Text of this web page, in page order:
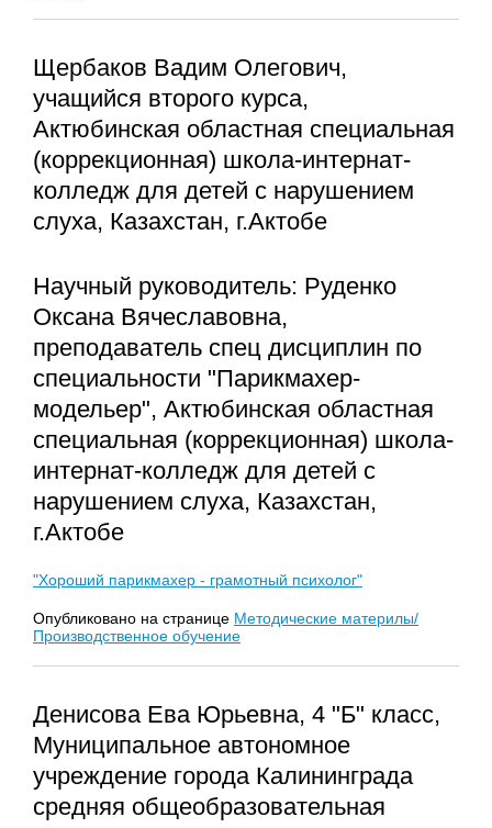
Щербаков Вадим Олегович,
учащийся второго курса,
Актюбинская областная специальная
(коррекционная) школа-интернат-
колледж для детей с нарушением
слуха, Казахстан, г.Актобе
Научный руководитель: Руденко
Оксана Вячеславовна,
преподаватель спец дисциплин по
специальности "Парикмахер-
модельер", Актюбинская областная
специальная (коррекционная) школа-
интернат-колледж для детей с
нарушением слуха, Казахстан,
г.Актобе
"Хороший парикмахер - грамотный психолог"
Опубликовано на странице Методические материлы/
Производственное обучение
Денисова Ева Юрьевна, 4 "Б" класс,
Муниципальное автономное
учреждение города Калининграда
средняя общеобразовательная